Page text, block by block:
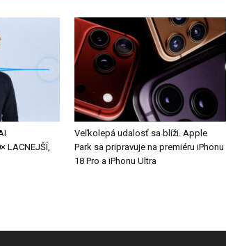
LACNEJŠÍ,
Veľkolepá udalosť sa blíži. Apple
Park sa pripravuje na premiéru iPhonu
18 Pro a iPhonu Ultra